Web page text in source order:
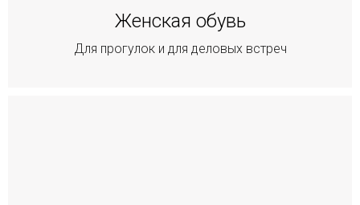
Женская обувь
Для прогулок и для деловых встреч